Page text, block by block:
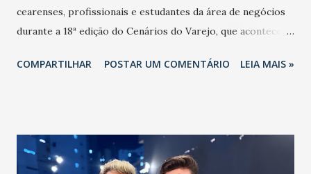
cearenses, profissionais e estudantes da área de negócios
durante a 18ª edição do Cenários do Varejo, que acontece
RioMar Fortaleza. Idealizado pela Câmara dos Dirigentes
pelo site do evento ( cenariosdovarejo.com.br ) até quarta-
feira (20/3). O primeiro lote custa R$ 250,00 e as vagas são
COMPARTILHAR POSTAR UM COMENTÁRIO LEIA MAIS »